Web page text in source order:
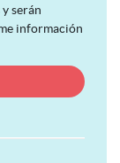
serán
información